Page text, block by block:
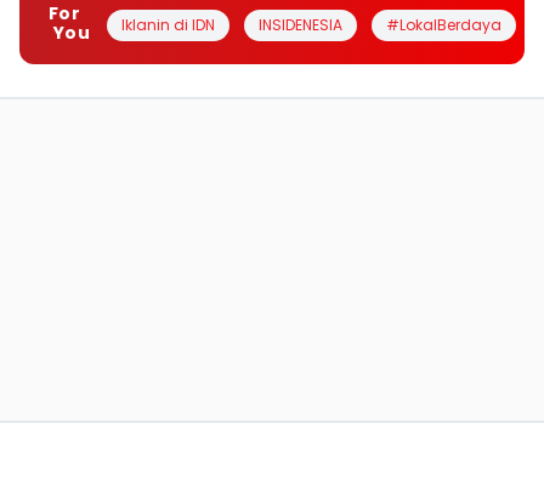
For
You
Iklanin di IDN INSIDENESIA #LokalBerdaya